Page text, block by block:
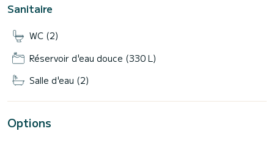
Sanitaire
WC (2)
Réservoir d'eau douce (330 L)
Salle d'eau (2)
Options